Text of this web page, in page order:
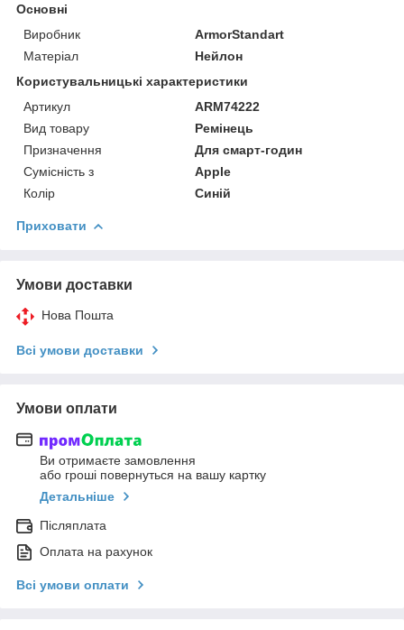
Основні
Виробник
ArmorStandart
Матеріал
Нейлон
Користувальницькі характеристики
Артикул
ARM74222
Вид товару
Ремінець
Призначення
Для смарт-годин
Сумісність з
Apple
Колір
Синій
Приховати
Умови доставки
Нова Пошта
Всі умови доставки
Умови оплати
Ви отримаєте замовлення
або гроші повернуться на вашу картку
Детальніше
Післяплата
Оплата на рахунок
Всі умови оплати